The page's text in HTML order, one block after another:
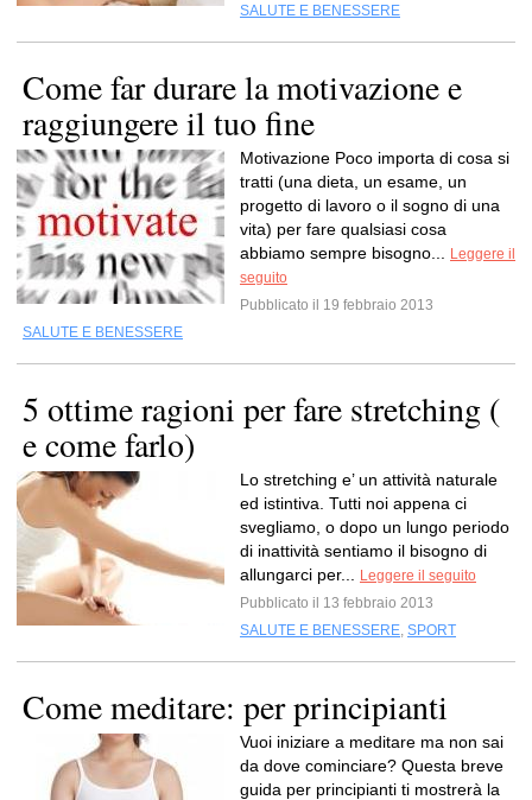
SALUTE E BENESSERE
Come far durare la motivazione e
raggiungere il tuo fine
Motivazione Poco importa di cosa si
tratti (una dieta, un esame, un
progetto di lavoro o il sogno di una
vita) per fare qualsiasi cosa
abbiamo sempre bisogno...
Leggere il
seguito
Pubblicato il 19 febbraio 2013
SALUTE E BENESSERE
5 ottime ragioni per fare stretching (
e come farlo)
Lo stretching e’ un attività naturale
ed istintiva. Tutti noi appena ci
svegliamo, o dopo un lungo periodo
di inattività sentiamo il bisogno di
allungarci per...
Leggere il seguito
Pubblicato il 13 febbraio 2013
SALUTE E BENESSERE, SPORT
Come meditare: per principianti
Vuoi iniziare a meditare ma non sai
da dove cominciare? Questa breve
guida per principianti ti mostrerà la